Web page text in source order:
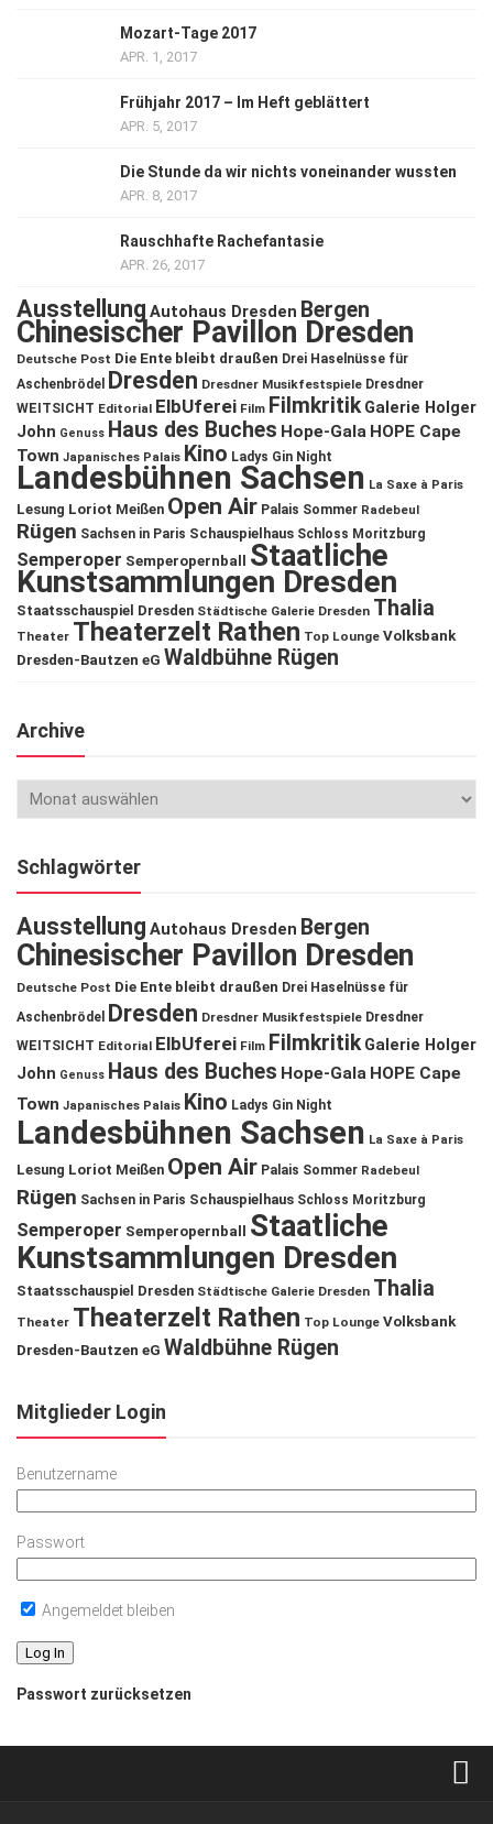
Mozart-Tage 2017
APR. 1, 2017
Frühjahr 2017 – Im Heft geblättert
APR. 5, 2017
Die Stunde da wir nichts voneinander wussten
APR. 8, 2017
Rauschhafte Rachefantasie
APR. 26, 2017
Ausstellung Autohaus Dresden Bergen
Chinesischer Pavillon Dresden
Deutsche Post Die Ente bleibt draußen Drei Haselnüsse für
Aschenbrödel
Dresden Dresdner Musikfestspiele Dresdner
WEITSICHT Editorial ElbUferei Film Filmkritik Galerie Holger
John Genuss Haus des Buches Hope-Gala HOPE Cape
Town Japanisches Palais Kino Ladys Gin Night
Landesbühnen Sachsen La Saxe à Paris
Lesung Loriot Meißen Open Air Palais Sommer Radebeul
Rügen Sachsen in Paris Schauspielhaus Schloss Moritzburg
Semperoper Semperopernball Staatliche
Kunstsammlungen Dresden
Staatsschauspiel Dresden Städtische Galerie Dresden Thalia
Theater Theaterzelt Rathen Top Lounge Volksbank
Dresden-Bautzen eG Waldbühne Rügen
Archive
Schlagwörter
Ausstellung Autohaus Dresden Bergen
Chinesischer Pavillon Dresden
Deutsche Post Die Ente bleibt draußen Drei Haselnüsse für
Aschenbrödel
Dresden Dresdner Musikfestspiele Dresdner
WEITSICHT Editorial ElbUferei Film Filmkritik Galerie Holger
John Genuss Haus des Buches Hope-Gala HOPE Cape
Town Japanisches Palais Kino Ladys Gin Night
Landesbühnen Sachsen La Saxe à Paris
Lesung Loriot Meißen Open Air Palais Sommer Radebeul
Rügen Sachsen in Paris Schauspielhaus Schloss Moritzburg
Semperoper Semperopernball
Staatliche
Kunstsammlungen Dresden
Staatsschauspiel Dresden Städtische Galerie Dresden Thalia
Theater Theaterzelt Rathen Top Lounge Volksbank
Dresden-Bautzen eG Waldbühne Rügen
Mitglieder Login
Benutzername
Passwort
Angemeldet bleiben
Passwort zurücksetzen